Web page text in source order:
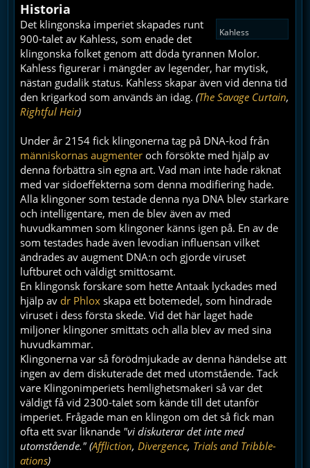
Historia
Kahless
Det klingonska imperiet skapades runt
900-talet av Kahless, som enade det
klingonska folket genom att döda tyrannen Molor.
Kahless figurerar i mängder av legender, har mytisk,
nästan gudalik status. Kahless skapar även vid denna tid
den krigarkod som används än idag.(The Savage Curtain,
Rightful Heir)
Under år 2154 fick klingonerna tag på DNA-kod från
människornas augmenter och försökte med hjälp av
denna förbättra sin egna art. Vad man inte hade räknat
med var sidoeffekterna som denna modifiering hade.
Alla klingoner som testade denna nya DNA blev starkare
och intelligentare, men de blev även av med
huvudkammen som klingoner känns igen på. En av de
som testades hade även levodian influensan vilket
ändrades av augment DNA:n och gjorde viruset
luftburet och väldigt smittosamt.
En klingonsk forskare som hette Antaak lyckades med
hjälp av dr Phlox skapa ett botemedel, som hindrade
viruset i dess första skede. Vid det här laget hade
miljoner klingoner smittats och alla blev av med sina
huvudkammar.
Klingonerna var så förödmjukade av denna händelse att
ingen av dem diskuterade det med utomstående. Tack
vare Klingonimperiets hemlighetsmakeri så var det
väldigt få vid 2300-talet som kände till det utanför
imperiet. Frågade man en klingon om det så fick man
ofta ett svar liknande "vi diskuterar det inte med
utomstående." (Affliction,Divergence, Trials and Tribble-
ations)